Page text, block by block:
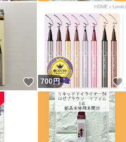
いいね！
700円